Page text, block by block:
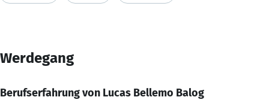
Werdegang
Berufserfahrung von Lucas Bellemo Balog